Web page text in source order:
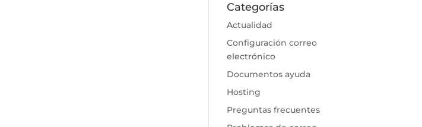
Categorías
Actualidad
Configuración correo
electrónico
Documentos ayuda
Hosting
Preguntas frecuentes